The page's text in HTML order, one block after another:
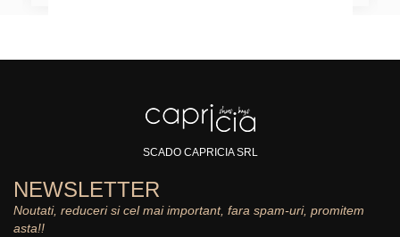
SCADO CAPRICIA SRL
NEWSLETTER
Noutati, reduceri si cel mai important, fara spam-uri, promitem
asta!!